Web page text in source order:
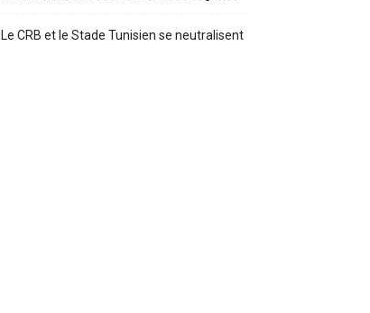
CRB et le Stade Tunisien se neutralisent